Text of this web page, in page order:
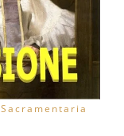
Sacramentaria